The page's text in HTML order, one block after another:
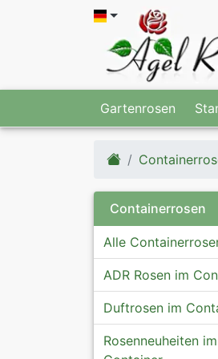
Gartenrosen
Containerrosen
Alle
ADR Rosen im
Duftrosen im
Rosenneuheiten im